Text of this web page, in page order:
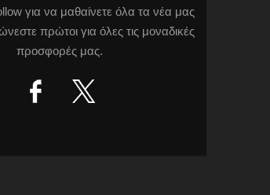
για να μαθαίνετε όλα τα νέα μας
πρώτοι για όλες τις μοναδικές
προσφορές μας.